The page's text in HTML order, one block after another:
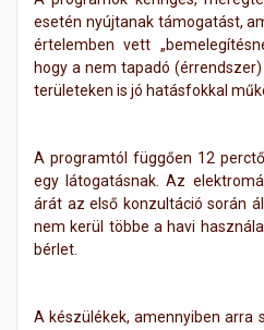
esetén nyújtanak támogatást,
értelemben vett
hogy a nem tapadó
területeken is jó hatásfokkal
A programtól függően 12
egy látogatásnak. Az
árát az első konzultáció során
nem kerül többe a havi
bérlet.
A készülékek, amennyiben arra